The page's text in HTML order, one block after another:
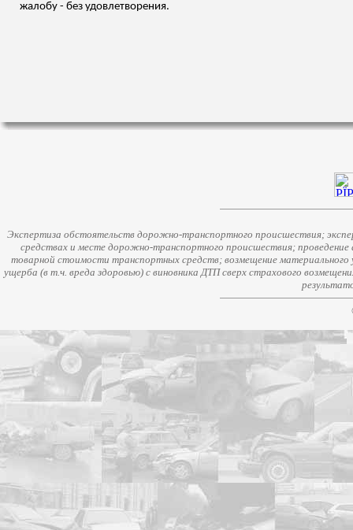
жалобу - без удовлетворения.
Экспертиза обстоятельств дорожно-транспортного происшествия;
средствах и месте дорожно-транспортного происшествия;
товарной стоимости транспортных средств; возмещение
ущерба (в т.ч. вреда здоровью) с виновника ДТП сверх страхового